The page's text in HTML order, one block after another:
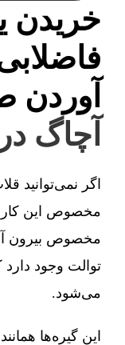
خریدن
آوردن
آچاگ
اگر نمی‌توانید
مخصوص این کار
مخصوص بیرون
توالت وجود دارد
می‌شود.
این گیره‌ها